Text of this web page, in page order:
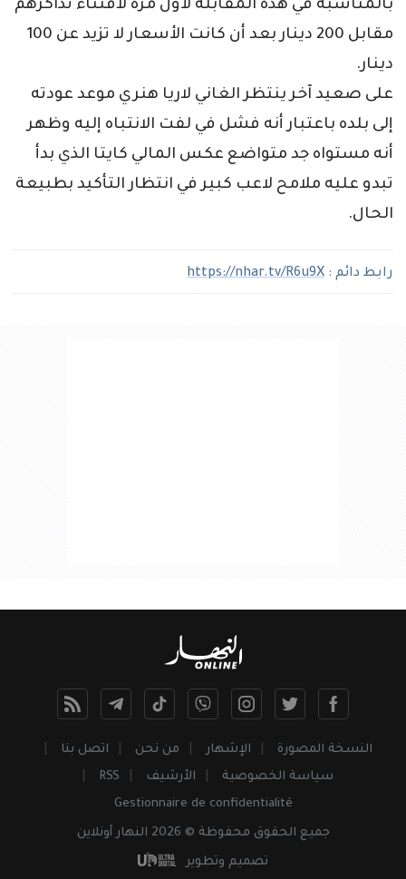
بالمناسبة في هذه المقابلة لأول مرة لاقتناء تذاكرهم
مقابل 200 دينار بعد أن كانت الأسعار لا تزيد عن 100
دينار.
على صعيد آخر ينتظر الغاني لاريا هنري موعد عودته
إلى بلده باعتبار أنه فشل في لفت الانتباه إليه وظهر
أنه مستواه جد متواضع عكس المالي كايتا الذي بدأ
تبدو عليه ملامح لاعب كبير في انتظار التأكيد بطبيعة
الحال.
رابط دائم : https://nhar.tv/R6u9X
النسخة المصورة الإشهار من نحن
اتصل بنا
سياسة الخصوصية
الأرشيف
RSS
Gestionnaire de confidentialité
جميع الحقوق محفوظة © 2026 النهار أونلاين
تصميم وتطوير